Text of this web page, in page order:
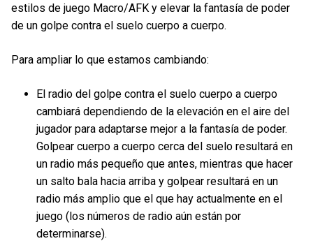
estilos de juego Macro/AFK y elevar la fantasía de poder
de un golpe contra el suelo cuerpo a cuerpo.
Para ampliar lo que estamos cambiando:
El radio del golpe contra el suelo cuerpo a cuerpo
cambiará dependiendo de la elevación en el aire del
jugador para adaptarse mejor a la fantasía de poder.
Golpear cuerpo a cuerpo cerca del suelo resultará en
un radio más pequeño que antes, mientras que hacer
un salto bala hacia arriba y golpear resultará en un
radio más amplio que el que hay actualmente en el
juego (los números de radio aún están por
determinarse).